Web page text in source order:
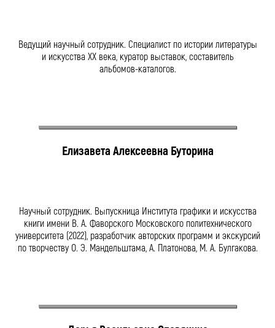
Ведущий научный сотрудник. Специалист по истории литературы
и искусства ХХ века, куратор выставок, составитель
альбомов-каталогов.
Елизавета Алексеевна Буторина
Научный сотрудник. Выпускница Института графики и искусства
книги имени В. А. ФаворскогоМосковского политехнического
университета (2022), разработчик авторских программ и экскурсий
по творчеству О. Э. Мандельштама, А. Платонова, М. А. Булгакова.